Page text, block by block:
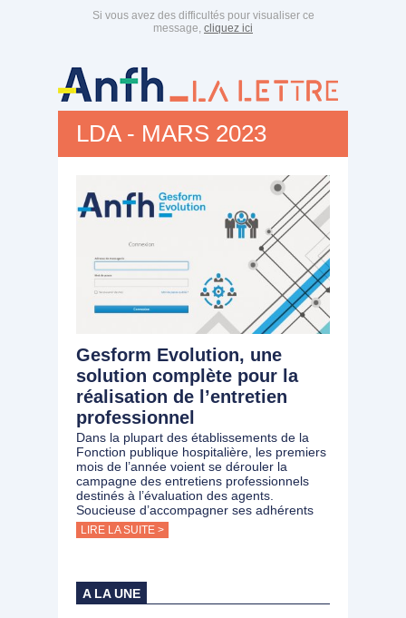
Si vous avez des difficultés pour visualiser ce
message, cliquez ici
LDA - MARS 2023
Gesform Evolution, une
solution complète pour la
réalisation de l’entretien
professionnel
Dans la plupart des établissements de la
Fonction publique hospitalière, les premiers
mois de l’année voient se dérouler la
campagne des entretiens professionnels
destinés à l’évaluation des agents.
Soucieuse d’accompagner ses adhérents
LIRE LA SUITE >
A LA UNE